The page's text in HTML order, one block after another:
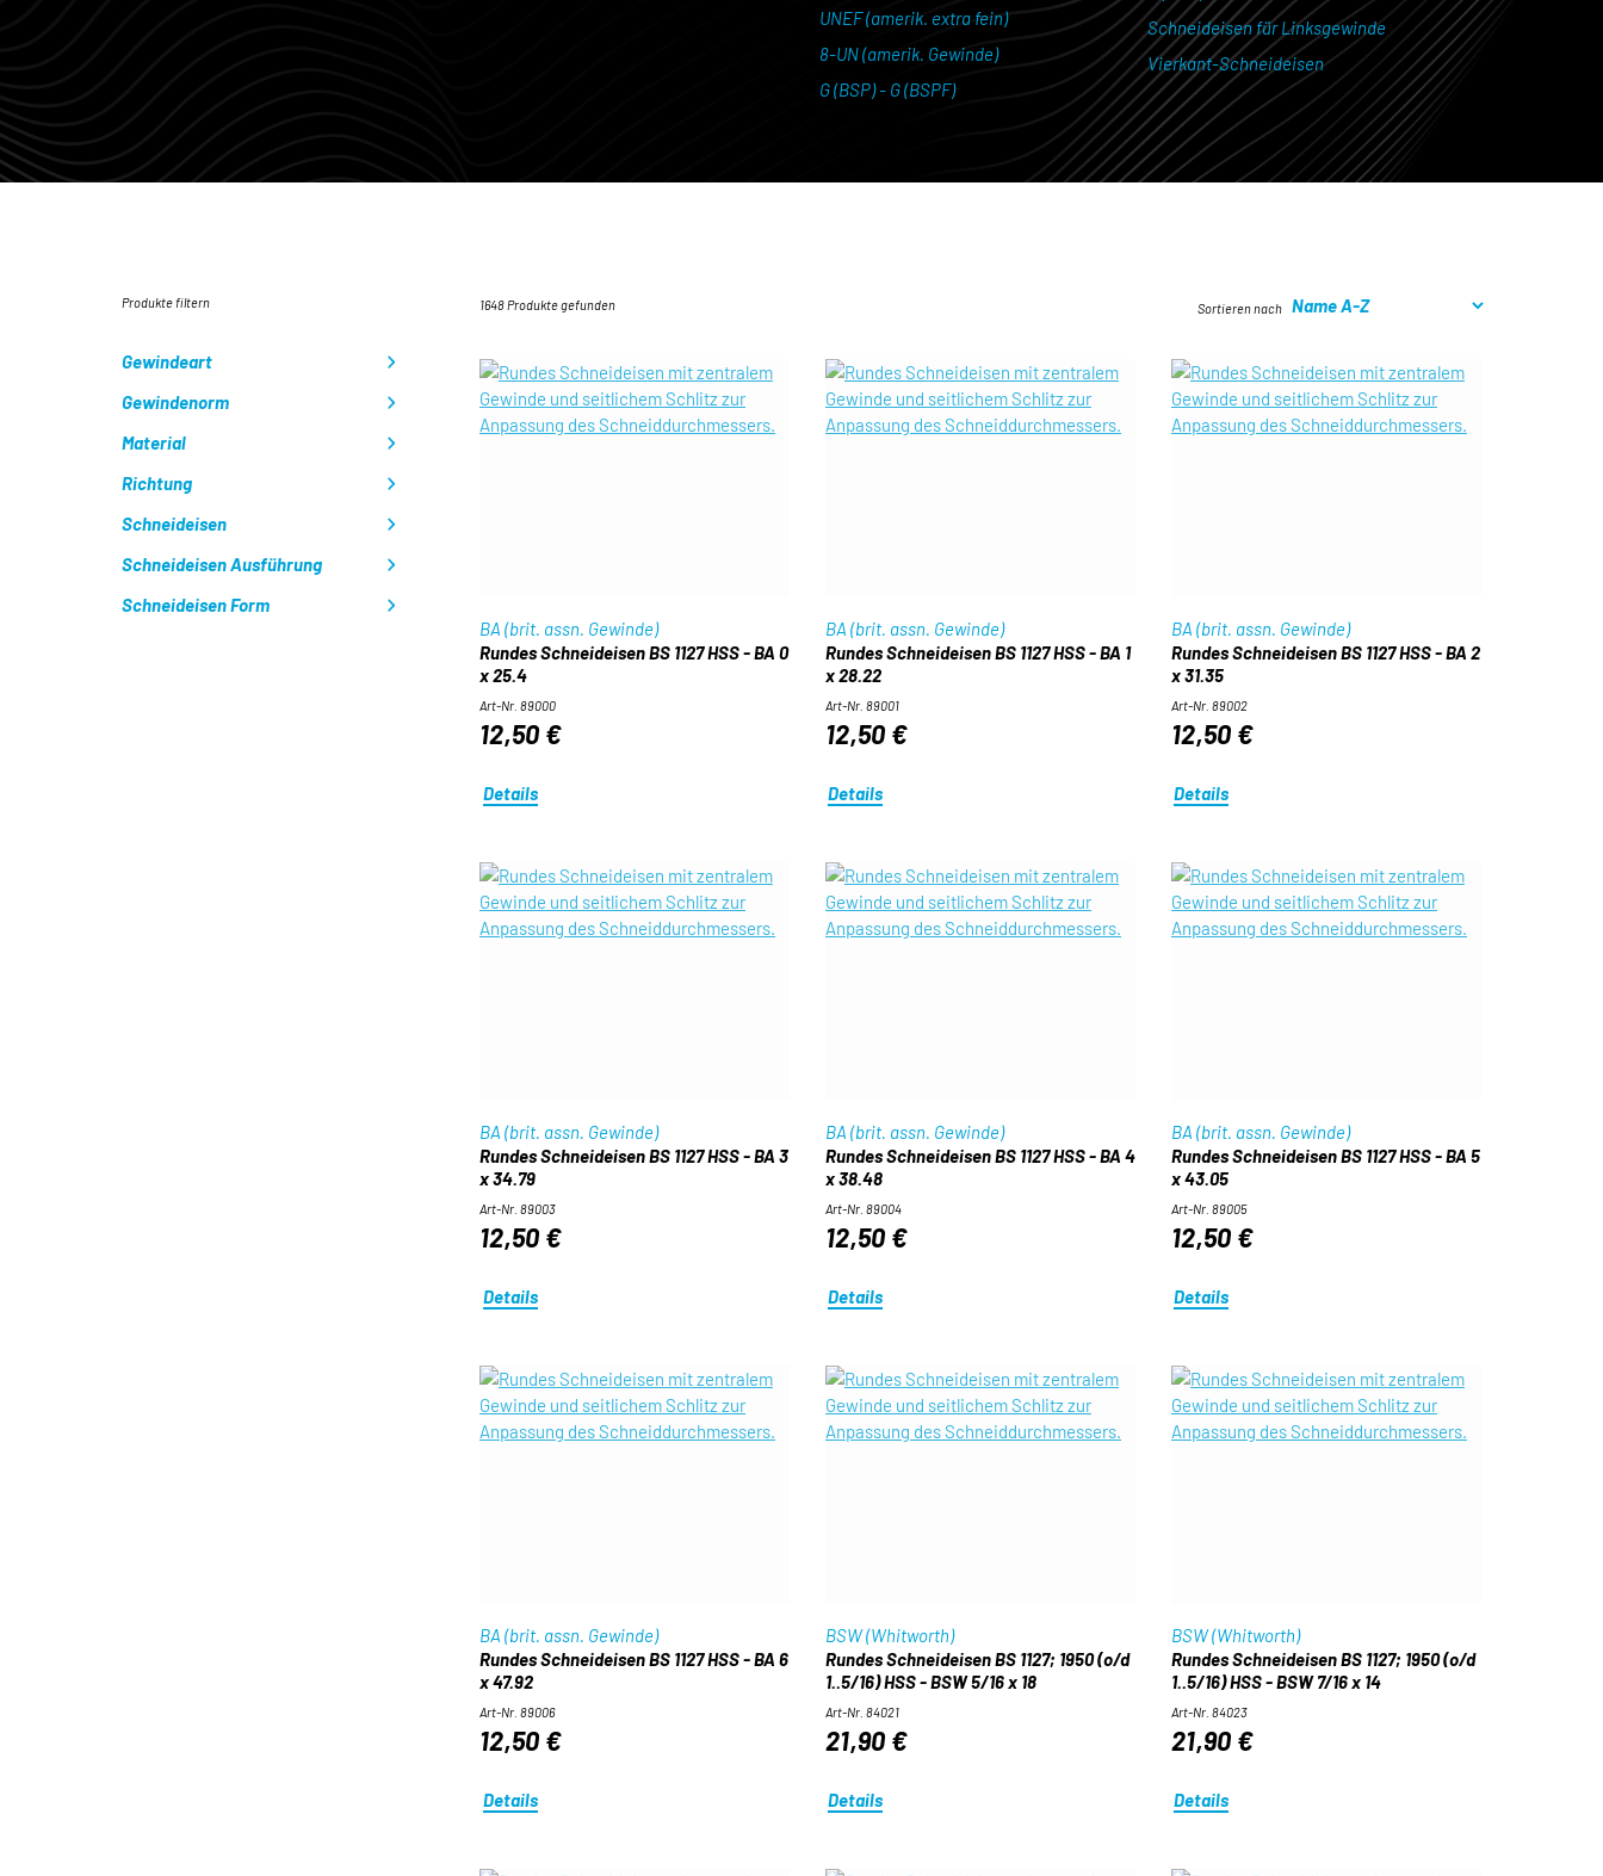
UNEF (amerik. extra fein)
8-UN (amerik. Gewinde)
G (BSP) - G (BSPF)
Schneideisen für Linksgewinde
Vierkant-Schneideisen
Produkte filtern
Gewindeart
Gewindenorm
Material
Richtung
Schneideisen
Schneideisen Ausführung
Schneideisen Form
1648 Produkte gefunden Sortieren nach
BA (brit. assn. Gewinde)
Rundes Schneideisen BS 1127 HSS - BA 0
x 25.4
Art-Nr. 89000
12,50 €
Details
BA (brit. assn. Gewinde)
Rundes Schneideisen BS 1127 HSS - BA 1
x 28.22
Art-Nr. 89001
12,50 €
Details
BA (brit. assn. Gewinde)
Rundes Schneideisen BS 1127 HSS - BA 2
x 31.35
Art-Nr. 89002
12,50 €
Details
BA (brit. assn. Gewinde)
Rundes Schneideisen BS 1127 HSS - BA 3
x 34.79
Art-Nr. 89003
12,50 €
Details
BA (brit. assn. Gewinde)
Rundes Schneideisen BS 1127 HSS - BA 4
x 38.48
Art-Nr. 89004
12,50 €
Details
BA (brit. assn. Gewinde)
Rundes Schneideisen BS 1127 HSS - BA 5
x 43.05
Art-Nr. 89005
12,50 €
Details
BA (brit. assn. Gewinde)
Rundes Schneideisen BS 1127 HSS - BA 6
x 47.92
Art-Nr. 89006
12,50 €
Details
BSW (Whitworth)
Rundes Schneideisen BS 1127; 1950 (o/d
1..5/16) HSS - BSW 5/16 x 18
Art-Nr. 84021
21,90 €
Details
BSW (Whitworth)
Rundes Schneideisen BS 1127; 1950 (o/d
1..5/16) HSS - BSW 7/16 x 14
Art-Nr. 84023
21,90 €
Details